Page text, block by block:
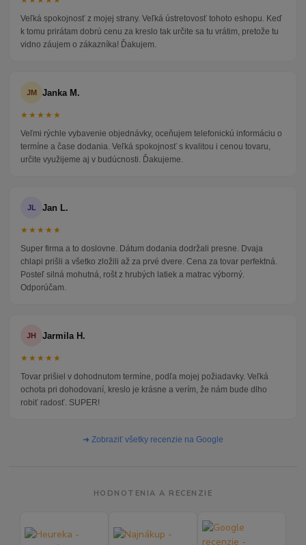
Veľká spokojnosť z mojej strany. Veľká ústretovosť tohoto eshopu. Keď
k tomu prirátam dobrú cenu za kreslo tak určite sa tu vrátim, pretože tu
vidno záujem o zákazníka! Ďakujem.
JM Janka M.
★★★★★
Veľmi rýchle vybavenie objednávky, oceňujem telefonickú informáciu o
termíne a čase dodania. Veľká spokojnosť s kvalitou i cenou tovaru,
určite využijeme aj v budúcnosti. Ďakujeme.
JL Jan L.
★★★★★
Super firma a to doslovne. Dátum dodania dodržali presne. Dvaja
chlapi prišli a všetko zložili až za prvé dvere. Cena za tovar perfektná.
Posteľ silná mohutná, rošt z hrubých latiek a matrac výborný.
Odporúčam.
JH Jarmila H.
★★★★★
Tovar prišiel v dohodnutom termíne, podľa mojej požiadavky. Veľká
ochota pri dohodovaní, kreslo je krásne a verím, že nám bude dlho
robiť radosť. SUPER!
➜ Zobraziť všetky recenzie na Google
HODNOTENIA A RECENZIE